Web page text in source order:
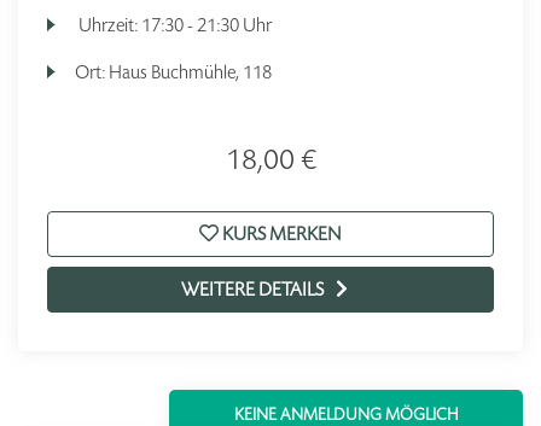
Uhrzeit: 17:30 - 21:30 Uhr
Ort: Haus Buchmühle, 118
18,00 €
KURS MERKEN
WEITERE DETAILS
KEINE ANMELDUNG MÖGLICH